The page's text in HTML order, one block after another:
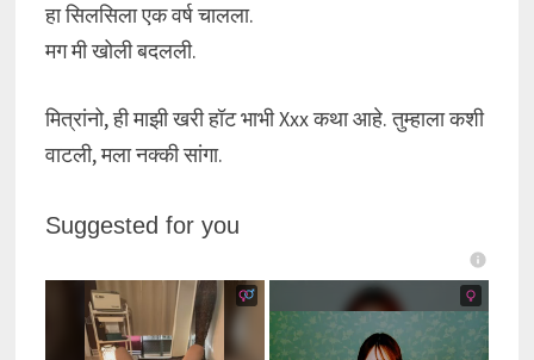
हा सिलसिला एक वर्ष चालला.
मग मी खोली बदलली.
मित्रांनो, ही माझी खरी हॉट भाभी Xxx कथा आहे. तुम्हाला कशी
वाटली, मला नक्की सांगा.
Suggested for you